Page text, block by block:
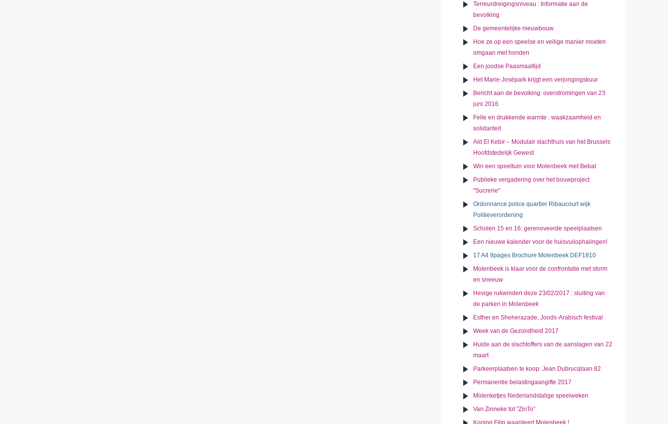
Terreurdreigingsniveau : Informatie aan de
bevolking
De gemeentelijke nieuwbouw
Hoe ze op een speelse en veilige manier moeten
omgaan met honden
Een joodse Paasmaaltijd
Het Marie-Josépark krijgt een verjongingskuur
Bericht aan de bevolking: overstromingen van 23
juni 2016
Felle en drukkende warmte : waakzaamheid en
solidariteit
Aïd El Kebir – Modulair slachthuis van het Brussels
Hoofdstedelijk Gewest
Win een speeltuin voor Molenbeek met Bebat
Publieke vergadering over het bouwproject
"Sucrerie"
Ordonnance police quartier Ribaucourt wijk
Politieverordening
Scholen 15 en 16: gerenoveerde speelplaatsen
Een nieuwe kalender voor de huisvuilophalingen!
17 A4 8pages Brochure Molenbeek DEF1810
Molenbeek is klaar voor de confrontatie met storm
en sneeuw
Hevige rukwinden deze 23/02/2017 : sluiting van
de parken in Molenbeek
Esther en Sheherazade, Joods-Arabisch festival
Week van de Gezondheid 2017
Hulde aan de slachtoffers van de aanslagen van 22
maart
Parkeerplaatsen te koop: Jean Dubrucqlaan 82
Permanentie belastingaangifte 2017
Molenketjes Nederlandstalige speelweken
Van Zinneke tot “ZinTo”
Koning Filip waardeert Molenbeek !